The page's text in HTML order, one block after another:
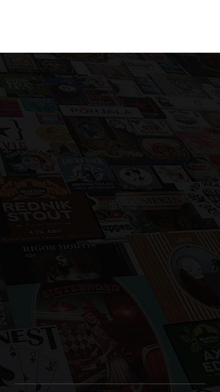
Selezioniamo accuratamente le migliori
birre provenienti da tutto il mondo e le
distribuiamo sul territorio nazionale.
Privilegiamo la scelta di birrifici medio-
piccoli, che puntano alla qualità, ma che
sopratutto non pastorizzano i loro prodotti.
SOCIAL